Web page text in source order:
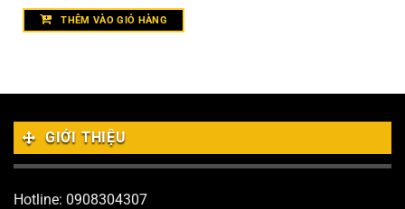
THÊM VÀO GIỎ HÀNG
GIỚI THIỆU
Hotline: 0908304307